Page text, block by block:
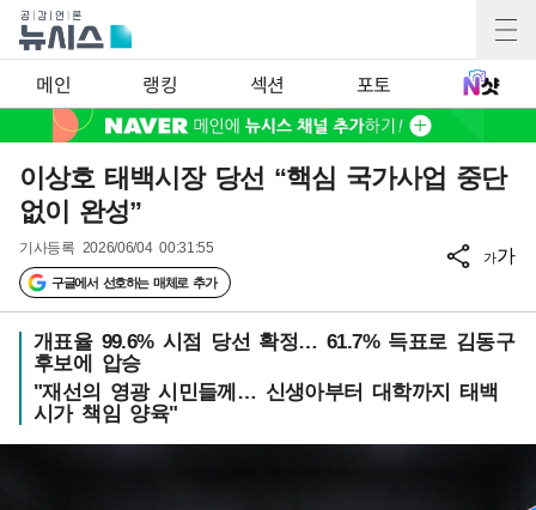
메인 랭킹 섹션 포토
이상호 태백시장 당선 “핵심 국가사업 중단
없이 완성”
기사등록 2026/06/04 00:31:55
구글에서 선호하는 매체로 추가
가가
개표율 99.6% 시점 당선 확정… 61.7% 득표로 김동구
후보에 압승
"재선의 영광 시민들께… 신생아부터 대학까지 태백
시가 책임 양육"